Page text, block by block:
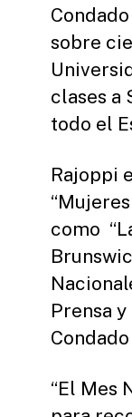
sobre
clases a
todo el
Rajoppi
como
Prensa
“El Mes